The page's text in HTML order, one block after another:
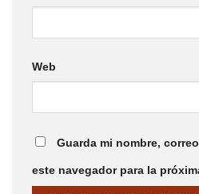
Web
Guarda mi nombre,
este navegador para la